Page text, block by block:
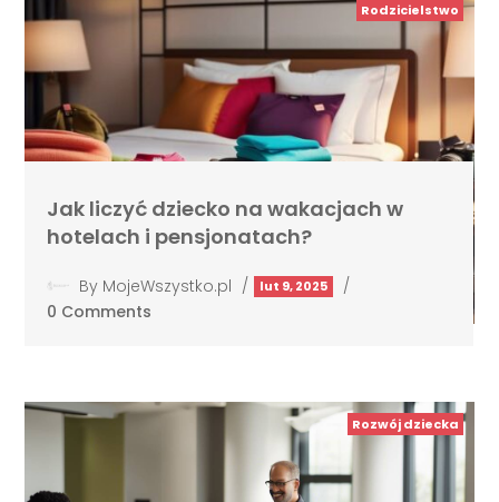
Rodzicielstwo
Jak liczyć dziecko na wakacjach w
hotelach i pensjonatach?
By MojeWszystko.pl / lut 9, 2025
/
0 Comments
Rozwój dziecka